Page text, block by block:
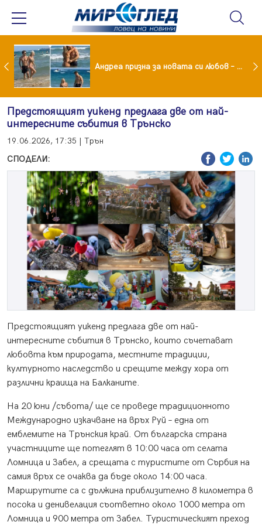
Драма вместо щастие: Звезда от "Татковци" е в болница с високорискова бременност Андреа призна за новата си любов – руснакът Игор
Предстоящият уикенд предлага две от най-
интересните събития в Трънско
19.06.2026, 17:35 | Трън
СПОДЕЛИ:
Предстоящият уикенд предлага две от най-
интересните събития в Трънско, които съчетават
любовта към природата, местните традиции,
културното наследство и срещите между хора от
различни краища на Балканите.
На 20 юни /събота/ ще се проведе традиционното
Международно изкачване на връх Руй – една от
емблемите на Трънския край. От българска страна
участниците ще потеглят в 10:00 часа от селата
Ломница и Забел, а срещата с туристите от Сърбия на
самия връх се очаква да бъде около 14:00 часа.
Маршрутите са с дължина приблизително 8 километра в
посока и денивелация съответно около 1000 метра от
Ломница и 900 метра от Забел. Туристическият преход